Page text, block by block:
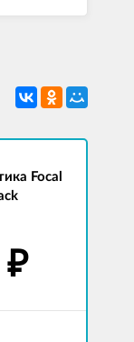
Focal
₽